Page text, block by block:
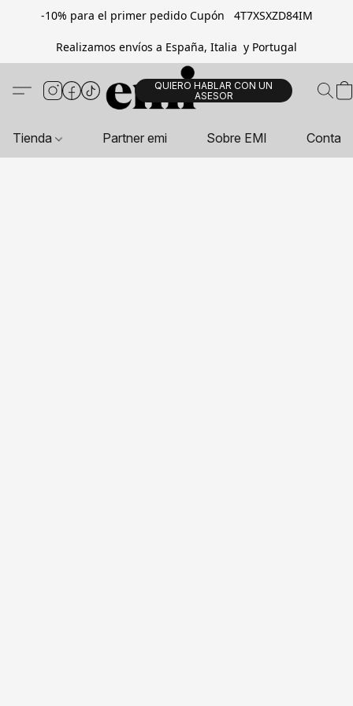
-10% para el primer pedido Cupón 4T7XSXZD84IM
Realizamos envíos a España, Italia y Portugal
QUIERO HABLAR CON UN
ASESOR
Tienda Partner emi Sobre EMI